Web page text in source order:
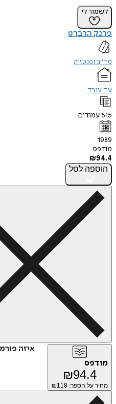
לשמור לי
פרנק הרברט
מד"ב ופנטזיה
עם עובד
515 עמודים
1989
מודפס
₪94.4
הוספה לסל
איזה
מודפס
₪94.4
מחיר על הספר: ₪ 118